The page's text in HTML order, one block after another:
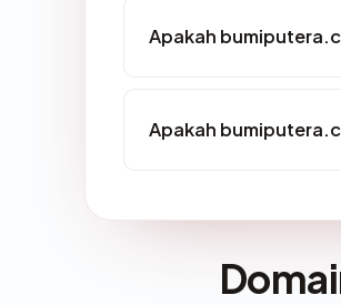
Apakah
Apakah